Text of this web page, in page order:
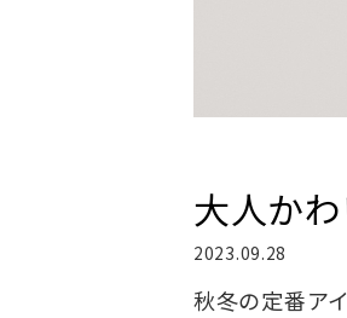
大人か
2023.09.28
秋冬の定番ア